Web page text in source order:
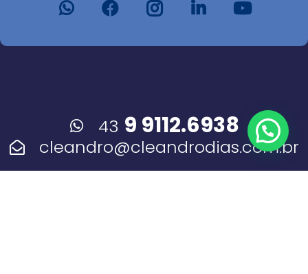
43 9 9112.6938
cleandro@cleandrodias.com.br